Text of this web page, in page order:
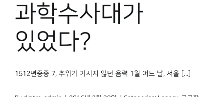
과학수사대가
있었다?
1512년중종 7, 추위가 가시지 않던 음력 1월 어느 날, 서울 [...]